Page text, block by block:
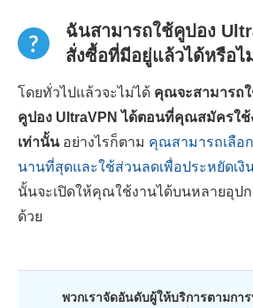
ฉันสามารถใช้คูปอง
สั่งซื้อที่มีอยู่แล้วได้หรือไ
โดยทั่วไปแล้วจะไม่ได้ คุณจะสามารถ
คูปอง UltraVPN ได้ตอนที่คุณสมัครใช้
เท่านั้นอย่างไรก็ตาม คุณสามารถเลือ
นานที่สุดและใช้ส่วนลดเพื่อประหยัดเงิ
นั้นจะเปิดให้คุณใช้งานได้บนหลายอุป
ด้วย
พวกเราจัดอันดับผู้ให้บริการตามกา